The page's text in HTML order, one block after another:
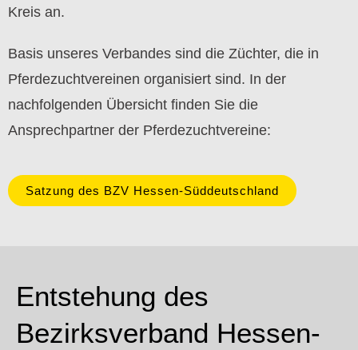
Kreis an.
Basis unseres Verbandes sind die Züchter, die in
Pferdezuchtvereinen organisiert sind. In der
nachfolgenden Übersicht finden Sie die
Ansprechpartner der Pferdezuchtvereine:
Satzung des BZV Hessen-Süddeutschland
Entstehung des
Bezirksverband Hessen-